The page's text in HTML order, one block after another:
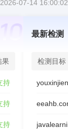
07-14 16:00:02
果
持
持
持
最新检测
检测目标